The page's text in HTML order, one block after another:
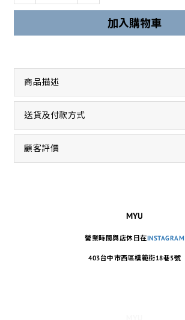
加入購物車
商品描述
送貨及付款方式
顧客評價
MYU
營業時間與店休日在INSTAGRAM
403台中市西區模範街18巷5號